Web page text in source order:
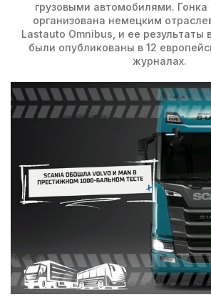
грузовыми автомобилями. Гонка
организована немецким
Lastauto Omnibus, и ее результаты
были опубликованы в 12
журналах.